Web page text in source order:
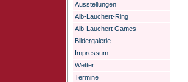
Ausstellungen
Alb-Lauchert-Ring
Alb-Lauchert Games
Bildergalerie
Impressum
Wetter
Termine